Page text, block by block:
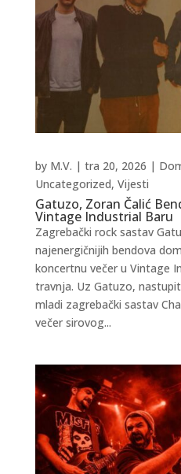
Gatuzo, Zoran Čalić
Vintage Industrial Baru
by M.V. | tra 20, 2026 |
Uncategorized, Vijesti
Zagrebački rock sastav
najenergičnijih bendova
koncertnu večer u Vintage
travnja. Uz Gatuzo,
mladi zagrebački sastav
večer sirovog...